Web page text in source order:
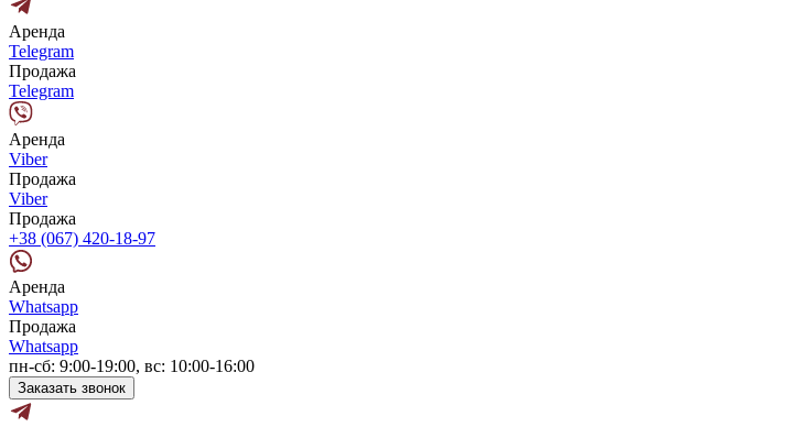
Аренда
Telegram
Продажа
Telegram
Аренда
Viber
Продажа
Viber
Продажа
+38 (067) 420-18-97
Аренда
Whatsapp
Продажа
Whatsapp
пн-сб: 9:00-19:00, вс: 10:00-16:00
Заказать звонок